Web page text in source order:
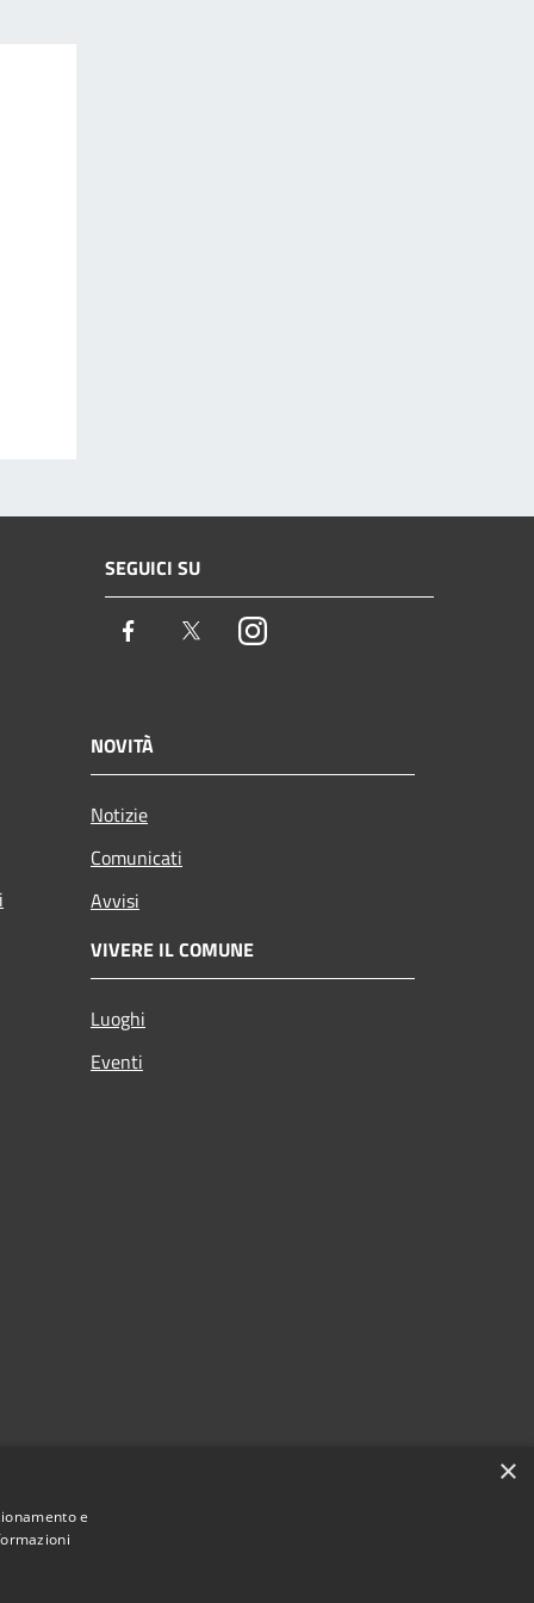
SEGUICI SU
Facebook TwitterInstagram
NOVITÀ
Notizie
Comunicati
Avvisi
VIVERE IL COMUNE
Luoghi
Eventi
×
e